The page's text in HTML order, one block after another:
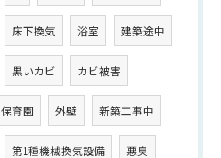
床下換気 浴室 建築途中
黒いカビ カビ被害
保育園 外壁 新築工事中
第1種機械換気設備 悪臭